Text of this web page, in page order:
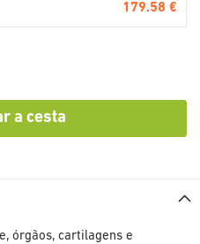
179.58 €
a cesta
órgãos, cartilagens e